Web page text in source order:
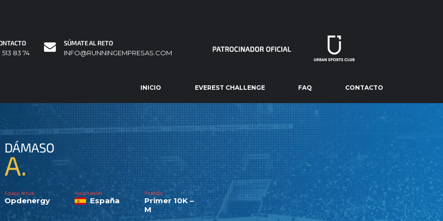
513 83 74
SÚMATE AL RETO
INFO@RUNNINGEMPRESAS.COM
INICIO EVEREST CHALLENGE FAQ CONTACTO
DÁMASO
A.
Equipo Actual
Opdenergy
Nacionalidad
España
Posición
Primer 10K –
M